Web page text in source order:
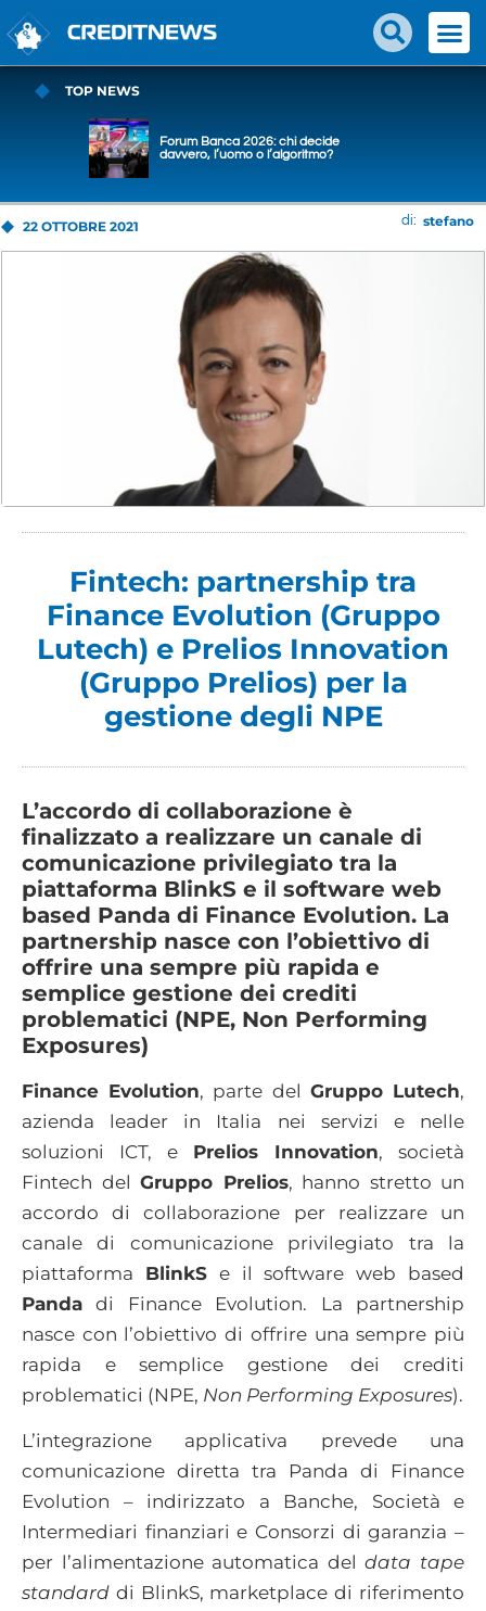
TOP NEWS
Forum Banca 2026: chi decide
davvero, l’uomo o l’algoritmo?
22 OTTOBRE 2021 di: stefano
Fintech: partnership tra
Finance Evolution (Gruppo
Lutech) e Prelios Innovation
(Gruppo Prelios) per la
gestione degli NPE
L’accordo di collaborazione è
finalizzato a realizzare un canale di
comunicazione privilegiato tra la
piattaforma BlinkS e il software web
based Panda di Finance Evolution. La
partnership nasce con l’obiettivo di
offrire una sempre più rapida e
semplice gestione dei crediti
problematici (NPE, Non Performing
Exposures)
Finance Evolution, parte del Gruppo Lutech,
azienda leader in Italia nei servizi e nelle
soluzioni ICT, e Prelios Innovation, società
Fintech del Gruppo Prelios, hanno stretto un
accordo di collaborazione per realizzare un
canale di comunicazione privilegiato tra la
piattaforma BlinkSe il software web based
Panda di Finance Evolution. La partnership
nasce con l’obiettivo di offrire una sempre più
rapida e semplice gestione dei crediti
problematici (NPE, Non Performing Exposures).
L’integrazione applicativa prevede una
comunicazione diretta tra Panda di Finance
Evolution – indirizzato a Banche, Società e
Intermediari finanziari e Consorzi di garanzia –
per l’alimentazione automatica deldata tape
standard di BlinkS, marketplace di riferimento